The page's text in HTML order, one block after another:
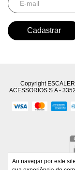
Ao navegar por este site
Copyright
ACESSORIOS S.A -
Developed by